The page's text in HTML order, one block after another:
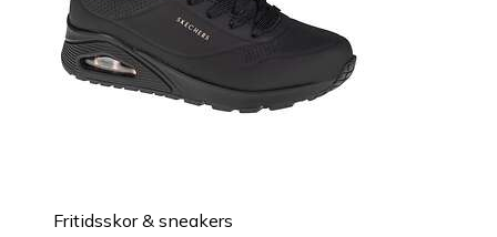
Fritidsskor & sneakers